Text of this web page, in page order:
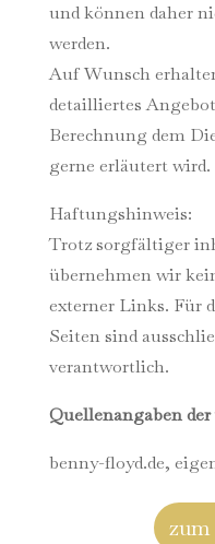
und können daher
werden.
Auf Wunsch
detailliertes
Berechnung dem
gerne erläutert wird.
Haftungshinweis:
Trotz sorgfältiger
übernehmen wir
externer Links. Für
Seiten sind
verantwortlich.
Quellenangaben
benny-floyd.de,